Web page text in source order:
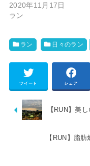
2020年11月17日
ラン
ラン 日々のラン
ツイート シェア
【RUN】美
【RUN】脂